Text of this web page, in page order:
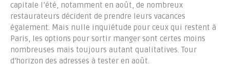
capitale l’été, notamment en août, de nombreux
restaurateurs décident de prendre leurs vacances
également. Mais nulle inquiétude pour ceux qui restent à
Paris, les options pour sortir manger sont certes moins
nombreuses mais toujours autant qualitatives. Tour
d’horizon des adresses à tester en août.